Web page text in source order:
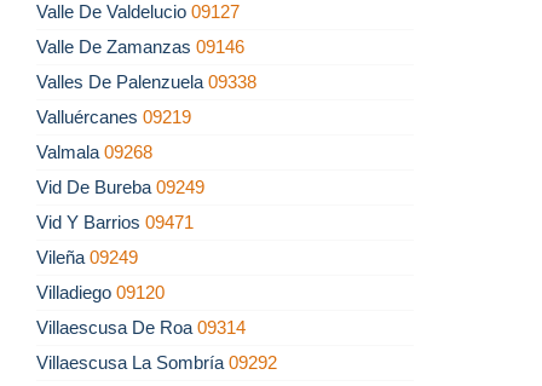
Valle De Valdelucio 09127
Valle De Zamanzas 09146
Valles De Palenzuela 09338
Valluércanes 09219
Valmala 09268
Vid De Bureba 09249
Vid Y Barrios 09471
Vileña 09249
Villadiego 09120
Villaescusa De Roa 09314
Villaescusa La Sombría 09292